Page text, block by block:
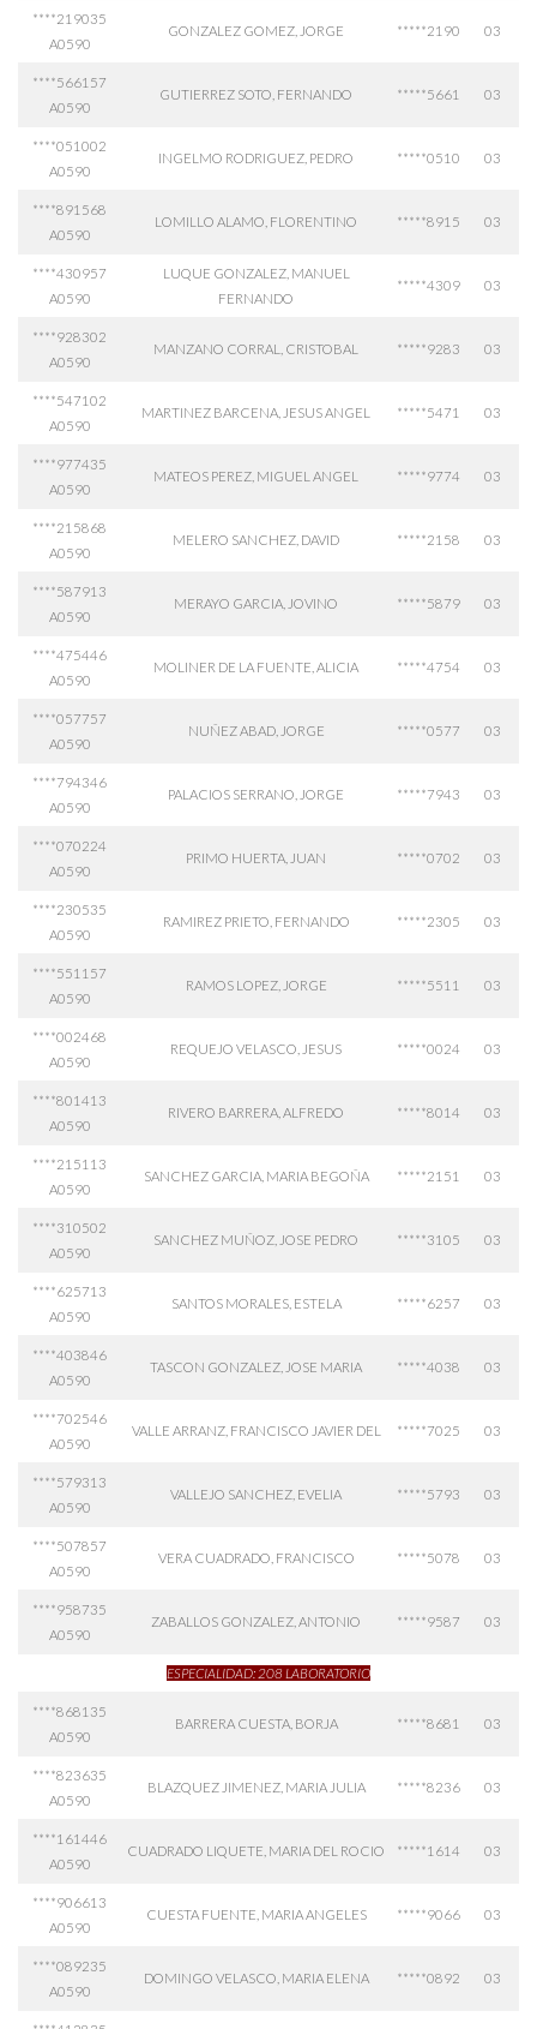
****219035
A0590
GONZALEZ GOMEZ, JORGE *****2190 03
****566157
A0590
GUTIERREZ SOTO, FERNANDO *****5661 03
****051002
A0590
INGELMO RODRIGUEZ, PEDRO *****0510 03
****891568
A0590
LOMILLO ALAMO, FLORENTINO *****8915 03
****430957
A0590
LUQUE GONZALEZ, MANUEL
FERNANDO
*****4309 03
****928302
A0590
MANZANO CORRAL, CRISTOBAL *****9283 03
****547102
A0590
MARTINEZ BARCENA, JESUS ANGEL *****5471 03
****977435
A0590
MATEOS PEREZ, MIGUEL ANGEL *****9774 03
****215868
A0590
MELERO SANCHEZ, DAVID *****2158 03
****587913
A0590
MERAYO GARCIA, JOVINO *****5879 03
****475446
A0590
MOLINER DE LA FUENTE, ALICIA *****4754 03
****057757
A0590
NUÑEZ ABAD, JORGE *****0577 03
****794346
A0590
PALACIOS SERRANO, JORGE *****7943 03
****070224
A0590
PRIMO HUERTA, JUAN *****0702 03
****230535
A0590
RAMIREZ PRIETO, FERNANDO *****2305 03
****551157
A0590
RAMOS LOPEZ, JORGE *****5511 03
****002468
A0590
REQUEJO VELASCO, JESUS *****0024 03
****801413
A0590
RIVERO BARRERA, ALFREDO *****8014 03
****215113
A0590
SANCHEZ GARCIA, MARIA BEGOÑA *****2151 03
****310502
A0590
SANCHEZ MUÑOZ, JOSE PEDRO *****3105 03
****625713
A0590
SANTOS MORALES, ESTELA *****6257 03
****403846
A0590
TASCON GONZALEZ, JOSE MARIA *****4038 03
****702546
A0590
VALLE ARRANZ, FRANCISCO JAVIER DEL *****7025 03
****579313
A0590
VALLEJO SANCHEZ, EVELIA *****5793 03
****507857
A0590
VERA CUADRADO, FRANCISCO *****5078 03
****958735
A0590
ZABALLOS GONZALEZ, ANTONIO *****9587 03
ESPECIALIDAD: 208 LABORATORIO
****868135
A0590
BARRERA CUESTA, BORJA *****8681 03
****823635
A0590
BLAZQUEZ JIMENEZ, MARIA JULIA *****8236 03
****161446
A0590
CUADRADO LIQUETE, MARIA DEL ROCIO *****1614 03
****906613
A0590
CUESTA FUENTE, MARIA ANGELES *****9066 03
****089235
A0590
DOMINGO VELASCO, MARIA ELENA *****0892 03